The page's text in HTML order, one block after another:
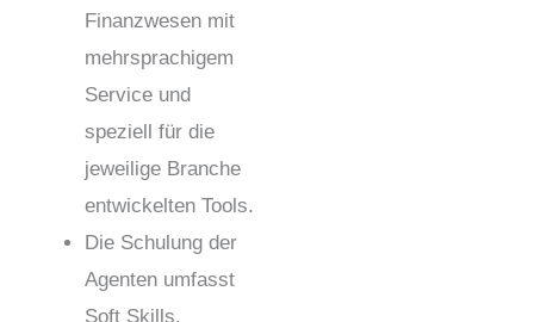
Finanzwesen mit
mehrsprachigem
Service und
speziell für die
jeweilige Branche
entwickelten Tools.
Die Schulung der
Agenten umfasst
Soft Skills,